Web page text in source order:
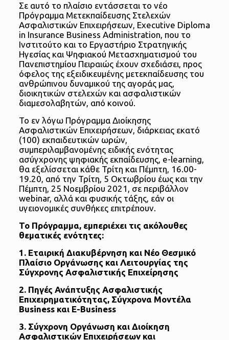
Σε αυτό το πλαίσιο εντάσσεται το νέο
Πρόγραμμα Μετεκπαίδευσης Στελεχών
Ασφαλιστικών Επιχειρήσεων, Executive Diploma
in Insurance Business Administration, που το
Ινστιτούτο και το Εργαστήριο Στρατηγικής
Ηγεσίας και Ψηφιακού Μετασχηματισμού του
Πανεπιστημίου Πειραιώς έχουν σχεδιάσει, προς
όφελος της εξειδικευμένης μετεκπαίδευσης του
ανθρώπινου δυναμικού της αγοράς μας,
διοικητικών στελεχών και ασφαλιστικών
διαμεσολαβητών, από κοινού.
Το εν λόγω Πρόγραμμα Διοίκησης
Ασφαλιστικών Επιχειρήσεων, διάρκειας εκατό
(100) εκπαιδευτικών ωρών,
συμπεριλαμβανομένης ειδικής ενότητας
ασύγχρονης ψηφιακής εκπαίδευσης, e-learning,
θα εξελίσσεται κάθε Τρίτη και Πέμπτη, 16.00-
19.20, από την Τρίτη, 5 Οκτωβρίου έως και την
Πέμπτη, 25 Νοεμβρίου 2021, σε περιβάλλον
webinar, αλλά και φυσικής τάξης, εάν οι
υγειονομικές συνθήκες επιτρέπουν.
Το Πρόγραμμα, εμπεριέχει τις ακόλουθες
θεματικές ενότητες:
1. Εταιρική Διακυβέρνηση και Νέο Θεσμικό
Πλαίσιο Οργάνωσης και Λειτουργίας της
Σύγχρονης Ασφαλιστικής Επιχείρησης
2. Πηγές Ανάπτυξης Ασφαλιστικής
Επιχειρηματικότητας, Σύγχρονα Μοντέλα
Business και E-Business
3. Σύγχρονη Οργάνωση και Διοίκηση
Ασφαλιστικών Επιχειρήσεων και